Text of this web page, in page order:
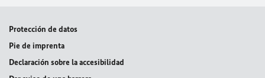
Protección de datos
Pie de imprenta
Declaración sobre la accesibilidad